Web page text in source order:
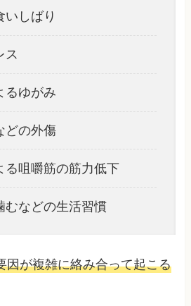
いしばり
ス
るゆがみ
どの外傷
る咀嚼筋の筋力低下
むなどの生活習慣
因が複雑に絡み合って起こる